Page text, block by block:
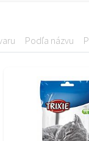
Podľa názvu